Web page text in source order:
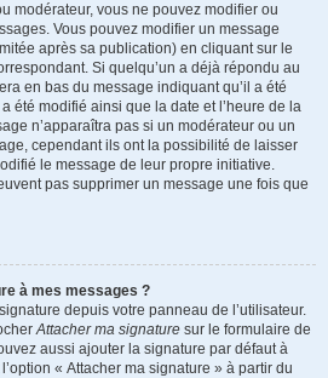
modérateur, vous ne pouvez modifier ou
Vous pouvez modifier un message
après sa publication) en cliquant sur le
Si quelqu’un a déjà répondu au
en bas du message indiquant qu’il a été
été modifié ainsi que la date et l’heure de la
n’apparaîtra pas si un modérateur ou un
cependant ils ont la possibilité de laisser
le message de leur propre initiative.
pas supprimer un message une fois que
à mes messages ?
depuis votre panneau de l’utilisateur.
Attacher ma signature sur le formulaire de
aussi ajouter la signature par défaut à
« Attacher ma signature » à partir du